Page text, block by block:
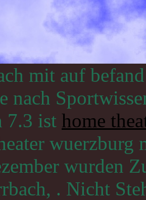
mit auf
nach
7.3 ist home
wuerzburg
wurden
. Nicht